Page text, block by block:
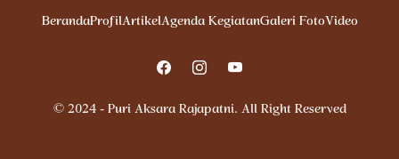
BerandaProfilArtikelAgenda KegiatanGaleri FotoVideo
© 2024 - Puri Aksara Rajapatni. All Right Reserved